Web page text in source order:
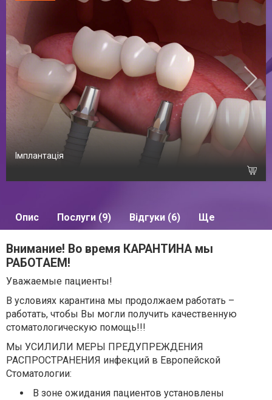
Імплантація
Опис Послуги (9) Відгуки (6) Ще
Внимание! Во время КАРАНТИНА мы
РАБОТАЕМ!
Уважаемые пациенты!
В условиях карантина мы продолжаем работать –
работать, чтобы Вы могли получить качественную
стоматологическую помощь!!!
Мы УСИЛИЛИ МЕРЫ ПРЕДУПРЕЖДЕНИЯ
РАСПРОСТРАНЕНИЯ инфекций в Европейской
Стоматологии:
В зоне ожидания пациентов установлены